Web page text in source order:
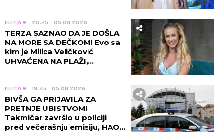
ELITA 9 20:45 05.08.2026
TERZA SAZNAO DA JE DOŠLA
NA MORE SA DEČKOM! Evo sa
kim je Milica Veličković
UHVAĆENA NA PLAŽI,
ELITA 9 19:45 05.08.2026
BIVŠA GA PRIJAVILA ZA
PRETNJE UBISTVOM!
Takmičar završio u policiji
pred večerašnju emisiju, HAOS